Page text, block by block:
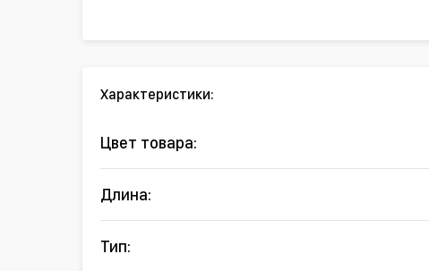
Характеристики:
Цвет товара:
Длина:
Тип: